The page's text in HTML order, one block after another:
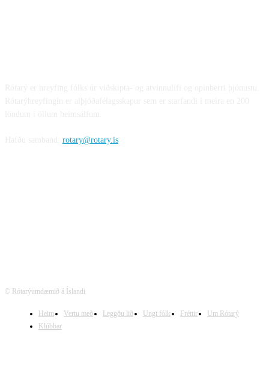
rotary@rotary.is
© Rótarýumdæmið á Íslandi
Heim Vertu með Leggðu lið Ungt fólk Fréttir
Um Rótarý
Klúbbar